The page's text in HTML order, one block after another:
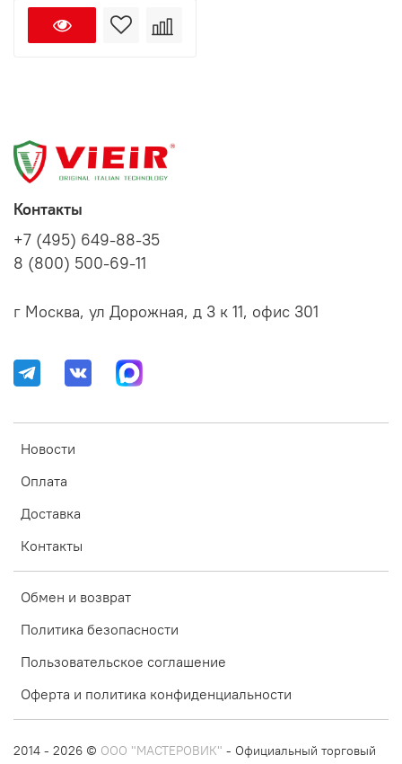
Новости
Оплата
Доставка
Контакты
Обмен и возврат
Политика безопасности
Пользовательское соглашение
Оферта и политика конфиденциальности
Контакты
+7 (495) 649-88-35
8 (800) 500-69-11
г Москва, ул Дорожная, д 3 к 11, офис 301
2014 - 2026 © ООО "МАСТЕРОВИК" - Официальный торговый